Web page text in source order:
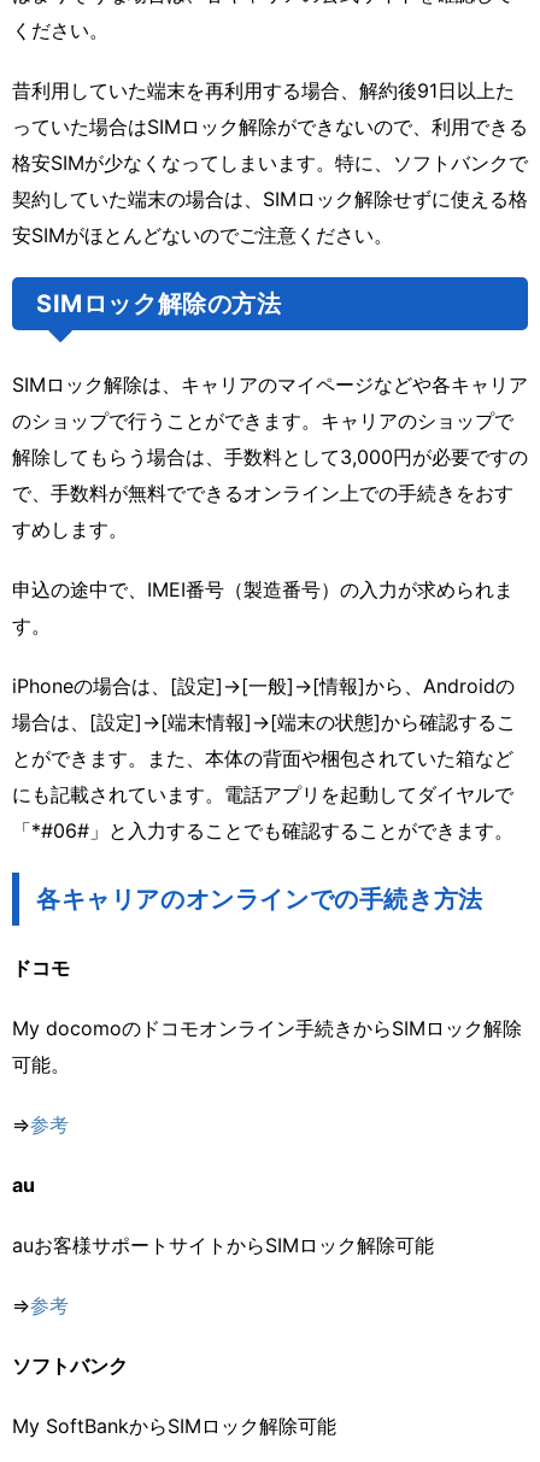
ください。
昔利用していた端末を再利用する場合、解約後91日以上た
っていた場合はSIMロック解除ができないので、利用できる
格安SIMが少なくなってしまいます。特に、ソフトバンクで
契約していた端末の場合は、SIMロック解除せずに使える格
安SIMがほとんどないのでご注意ください。
SIMロック解除の方法
SIMロック解除は、キャリアのマイページなどや各キャリア
のショップで行うことができます。キャリアのショップで
解除してもらう場合は、手数料として3,000円が必要ですの
で、手数料が無料でできるオンライン上での手続きをおす
すめします。
申込の途中で、IMEI番号（製造番号）の入力が求められま
す。
iPhoneの場合は、[設定]→[一般]→[情報]から、Androidの
場合は、[設定]→[端末情報]→[端末の状態]から確認するこ
とができます。また、本体の背面や梱包されていた箱など
にも記載されています。電話アプリを起動してダイヤルで
「*#06#」と入力することでも確認することができます。
各キャリアのオンラインでの手続き方法
ドコモ
My docomoのドコモオンライン手続きからSIMロック解除
可能。
⇒参考
au
auお客様サポートサイトからSIMロック解除可能
⇒参考
ソフトバンク
My SoftBankからSIMロック解除可能